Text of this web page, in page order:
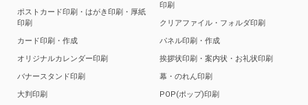
ポストカード印刷・はがき印刷・厚紙
印刷
カード印刷・作成
オリジナルカレンダー印刷
バナースタンド印刷
大判印刷
印刷
クリアファイル・フォルダ印刷
パネル印刷・作成
挨拶状印刷・案内状・お礼状印刷
幕・のれん印刷
POP(ポップ)印刷